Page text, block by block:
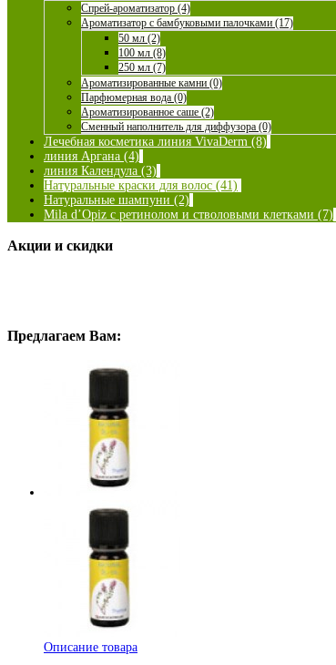
Спрей-ароматизатор (4)
Ароматизатор с бамбуковыми палочками (17)
50 мл (2)
100 мл (8)
250 мл (7)
Ароматизированные камни (0)
Парфюмерная вода (0)
Ароматизированное саше (2)
Сменный наполнитель для диффузора (0)
Лечебная косметика линия VivaDerm (8)
линия Аргана (4)
линия Календула (3)
Натуральные краски для волос (41)
Натуральные шампуни (2)
Mila d’Opiz с ретинолом и стволовыми клетками (7)
Акции и скидки
Предлагаем Вам:
Описание товара